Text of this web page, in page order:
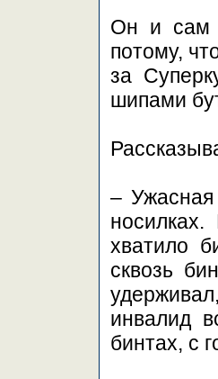
Он и сам
потому,
за
шипами
–
хватило
сквозь
инвалид
бинтах, с